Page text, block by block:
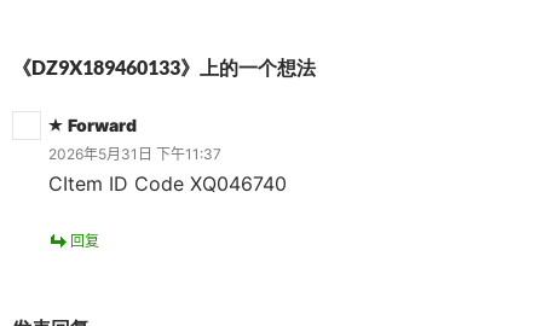
《DZ9X189460133》上的一个想法
Forward
2026年5月31日 下午11:37
CItem ID Code XQ046740
回复